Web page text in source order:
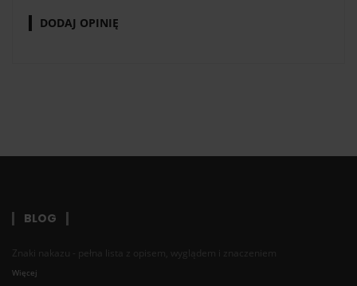
DODAJ OPINIĘ
BLOG
Znaki nakazu - pełna lista z opisem, wyglądem i znaczeniem
Więcej